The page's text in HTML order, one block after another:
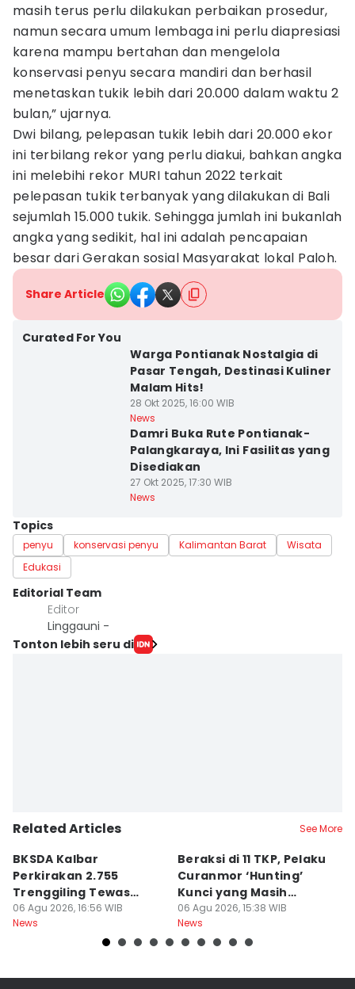
masih terus perlu dilakukan perbaikan prosedur,
namun secara umum lembaga ini perlu diapresiasi
karena mampu bertahan dan mengelola
konservasi penyu secara mandiri dan berhasil
menetaskan tukik lebih dari 20.000 dalam waktu 2
bulan,” ujarnya.
Dwi bilang, pelepasan tukik lebih dari 20.000 ekor
ini terbilang rekor yang perlu diakui, bahkan angka
ini melebihi rekor MURI tahun 2022 terkait
pelepasan tukik terbanyak yang dilakukan di Bali
sejumlah 15.000 tukik. Sehingga jumlah ini bukanlah
angka yang sedikit, hal ini adalah pencapaian
besar dari Gerakan sosial Masyarakat lokal Paloh.
Share Article
Curated For You
Warga Pontianak Nostalgia di
Pasar Tengah, Destinasi Kuliner
Malam Hits!
28 Okt 2025, 16:00 WIB
News
Damri Buka Rute Pontianak-
Palangkaraya, Ini Fasilitas yang
Disediakan
27 Okt 2025, 17:30 WIB
News
Topics
penyu konservasi penyu Kalimantan Barat
Wisata
Edukasi
Editorial Team
Editor
Linggauni -
Tonton lebih seru di
Related Articles See More
BKSDA Kalbar
Perkirakan 2.755
Trenggiling Tewas
untuk Dapat 551 Kg Sisik
06 Agu 2026, 16:56 WIB
News
Beraksi di 11 TKP, Pelaku
Curanmor ‘Hunting’
Kunci yang Masih
Menempel
06 Agu 2026, 15:38 WIB
News